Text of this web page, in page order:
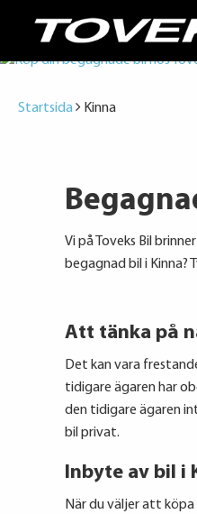
Startsida Kinna
Vi på Toveks Bil
begagnad bil i Kinna?
Att tänka på
Det kan vara
tidigare ägaren har
den tidigare ägaren
bil privat.
Inbyte av bil i
När du väljer att